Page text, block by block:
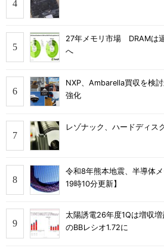
27年メモリ市場 DRAMは
へ
NXP、Ambarella買収を検
強化
レゾナック、ハードディス
令和8年熊本地震、半導体
19時10分更新】
太陽誘電26年度1Qは増収
のBBレシオ1.72に